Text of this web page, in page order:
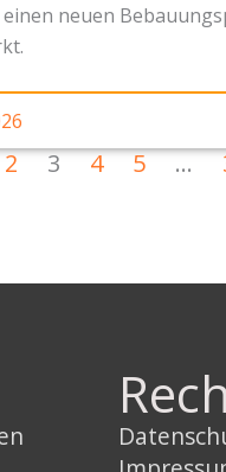
einen neuen
2 3 4 5 …